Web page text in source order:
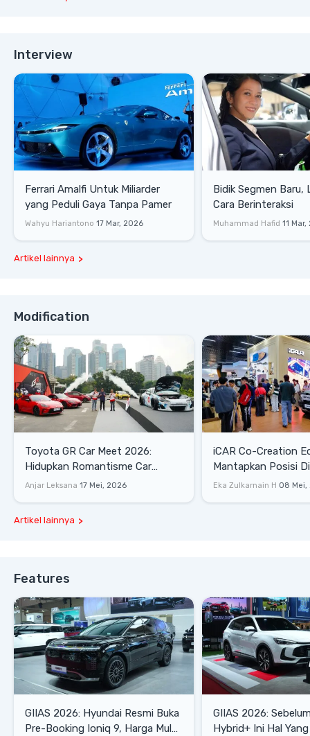
Interview
Ferrari Amalfi Untuk Miliarder
yang Peduli Gaya Tanpa Pamer
Wahyu Hariantono 17 Mar, 2026
Bidik Segmen Baru,
Cara Berinteraksi
Muhammad Hafid 11
Artikel lainnya
Modification
Toyota GR Car Meet 2026:
Hidupkan Romantisme Car
Culture Era 90-an
Anjar Leksana 17 Mei, 2026
iCAR Co-Creation
Mantapkan Posisi
Gaya Hidup
Eka Zulkarnain H 08 Mei,
Artikel lainnya
Features
GIIAS 2026: Hyundai Resmi Buka
Pre-Booking Ioniq 9, Harga Mulai
GIIAS 2026:
Hybrid+ Ini Hal